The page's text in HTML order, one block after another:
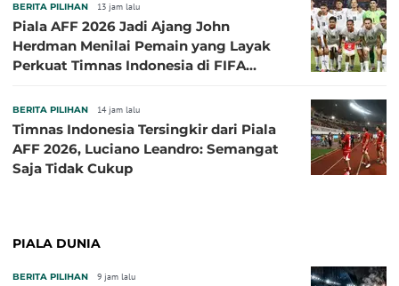
BERITA PILIHAN 13 jam lalu
Piala AFF 2026 Jadi Ajang John
Herdman Menilai Pemain yang Layak
Perkuat Timnas Indonesia di FIFA
BERITA PILIHAN 14 jam lalu
Timnas Indonesia Tersingkir dari Piala
AFF 2026, Luciano Leandro: Semangat
Saja Tidak Cukup
PIALA DUNIA
BERITA PILIHAN 9 jam lalu